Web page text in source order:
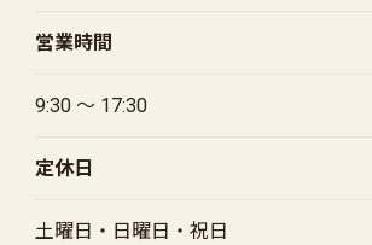
営業時間
9:30 ～ 17:30
定休日
土曜日・日曜日・祝日